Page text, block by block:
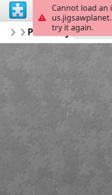
repapel
Personajes
Personajes別のピー
Cannot load an
try it again.